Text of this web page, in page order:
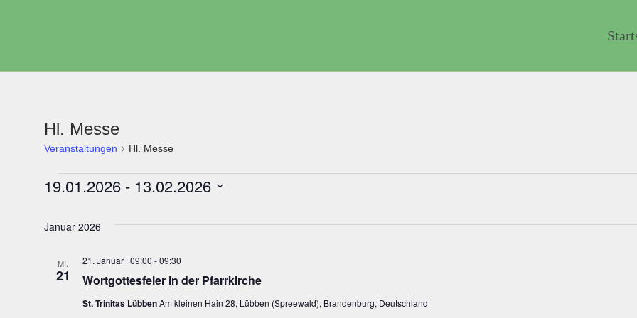
Hl. Messe
Veranstaltungen Hl. Messe
19.01.2026 - 13.02.2026
wählen.
Januar 2026
MI.
21 Wortgottesfeier in der Pfarrkirche
21. Januar | 09:00 -09:30
St. Trinitas LübbenAm kleinen Hain 28, Lübben (Spreewald), Brandenburg, Deutschland